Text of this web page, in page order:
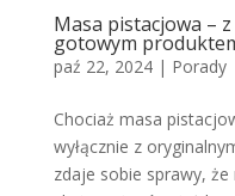
Masa pistacjowa –
gotowym
paź 22, 2024| Porady
Chociaż masa
wyłącznie z
zdaje sobie sprawy,